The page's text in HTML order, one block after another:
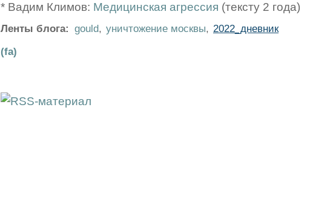
* Вадим Климов: Медицинская агрессия (тексту 2 года)
Ленты блога: gould, уничтожение москвы, 2022_дневник
(fa)